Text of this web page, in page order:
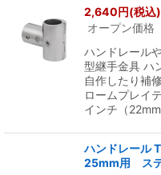
2,640円(税込)
オープン価格
ハンドレール
型継手金具 ハ
自作したり補
ロームプレイ
インチ（
ハンドレール
25mm用 ス